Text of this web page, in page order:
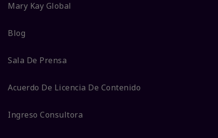
Mary Kay Global
Blog
Sala De Prensa
Acuerdo De Licencia De Contenido
Ingreso Consultora